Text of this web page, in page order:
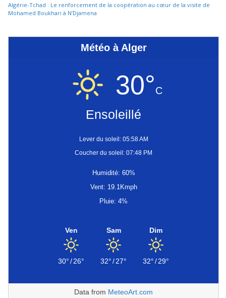
Algérie-Tchad : Le renforcement de la coopération au cœur de la visite de
Mohamed Boukhari à N’Djamena
Météo à Alger
30°C
Ensoleillé
Lever du soleil: 05:58 AM
Coucher du soleil: 07:48 PM
Humidité: 60%
Vent: 19.1Kmph
Pluie: 4%
Ven
30°/26°
Sam
32°/27°
Dim
32°/29°
Data from MeteoArt.com